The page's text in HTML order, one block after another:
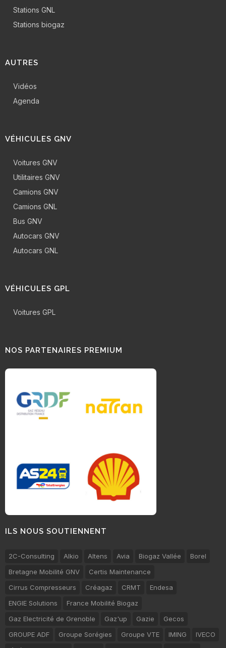
Stations GNL
Stations biogaz
AUTRES
Vidéos
Agenda
VÉHICULES GNV
Voitures GNV
Utilitaires GNV
Camions GNV
Camions GNL
Bus GNV
Autocars GNV
Autocars GNL
VÉHICULES GPL
Voitures GPL
NOS PARTENAIRES PREMIUM
ILS NOUS SOUTIENNENT
2C-Consulting Alkio Altens Avia Biogaz Vallée
Borel
Bretagne Mobilité GNV
Certis Maintenance
Cirrus Compresseurs
Créagaz CRMT
Endesa
ENGIE Solutions
France Mobilité Biogaz
Gaz Electricité de Grenoble
Gaz'up Gazie
Gecos
GROUPE ADF
Groupe Sorégies Groupe VTE IMING
IVECO